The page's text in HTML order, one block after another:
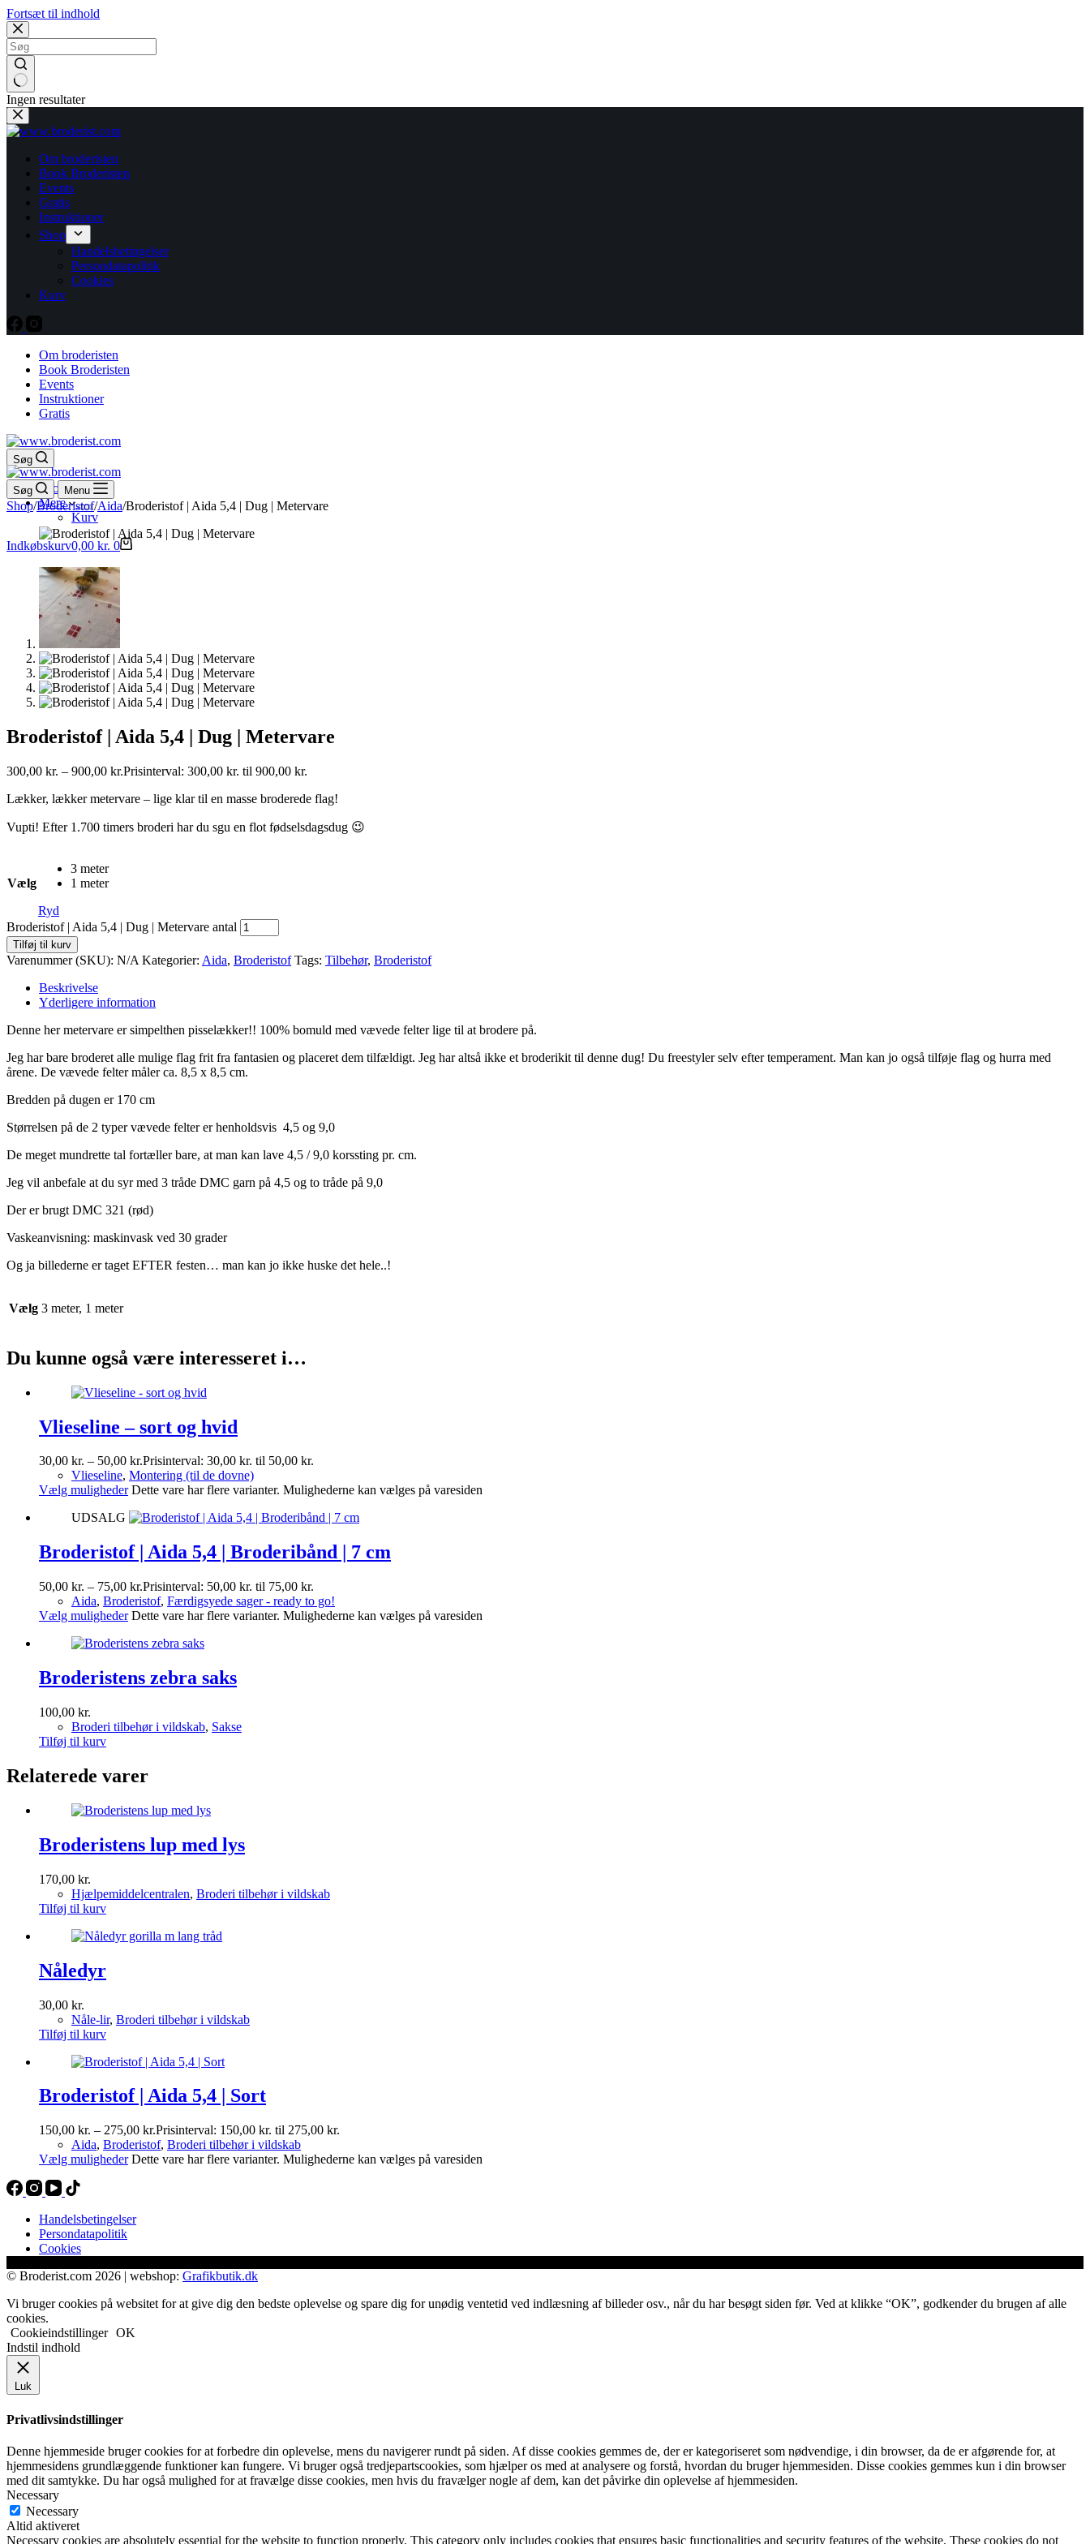
Fortsæt til indhold
Ingen resultater
Om broderisten
Book Broderisten
Events
Gratis
Instruktioner
Shop
Handelsbetingelser
Persondatapolitik
Cookies
Kurv
Om broderisten
Book Broderisten
Events
Instruktioner
Gratis
Søg
Shop
Mere
Kurv
Indkøbskurv0,00 kr. 0
Søg Menu
Shop/Broderistof/Aida/Broderistof | Aida 5,4 | Dug | Metervare
Broderistof | Aida 5,4 | Dug | Metervare
300,00 kr. – 900,00 kr.Prisinterval: 300,00 kr. til 900,00 kr.
Lækker, lækker metervare – lige klar til en masse broderede flag!
Vupti! Efter 1.700 timers broderi har du sgu en flot fødselsdagsdug 😉
Vælg
3 meter
1 meter
Ryd
Broderistof | Aida 5,4 | Dug | Metervare antal
Tilføj til kurv
Varenummer (SKU): N/A Kategorier: Aida, Broderistof Tags: Tilbehør, Broderistof
Beskrivelse
Yderligere information
Denne her metervare er simpelthen pisselækker!! 100% bomuld med vævede felter lige til at brodere på.
Jeg har bare broderet alle mulige flag frit fra fantasien og placeret dem tilfældigt. Jeg har altså ikke et broderikit til denne dug! Du freestyler selv efter temperament. Man kan jo også tilføje flag og hurra med
årene. De vævede felter måler ca. 8,5 x 8,5 cm.
Bredden på dugen er 170 cm
Størrelsen på de 2 typer vævede felter er henholdsvis 4,5 og 9,0
De meget mundrette tal fortæller bare, at man kan lave 4,5 / 9,0 korssting pr. cm.
Jeg vil anbefale at du syr med 3 tråde DMC garn på 4,5 og to tråde på 9,0
Der er brugt DMC 321 (rød)
Vaskeanvisning: maskinvask ved 30 grader
Og ja billederne er taget EFTER festen… man kan jo ikke huske det hele..!
Vælg 3 meter, 1 meter
Du kunne også være interesseret i…
Vlieseline – sort og hvid
30,00 kr. – 50,00 kr.Prisinterval: 30,00 kr. til 50,00 kr.
Vlieseline, Montering (til de dovne)
Vælg muligheder Dette vare har flere varianter. Mulighederne kan vælges på varesiden
UDSALG
Broderistof | Aida 5,4 | Broderibånd | 7 cm
50,00 kr. – 75,00 kr.Prisinterval: 50,00 kr. til 75,00 kr.
Aida, Broderistof, Færdigsyede sager - ready to go!
Vælg muligheder Dette vare har flere varianter. Mulighederne kan vælges på varesiden
Broderistens zebra saks
100,00 kr.
Broderi tilbehør i vildskab, Sakse
Tilføj til kurv
Relaterede varer
Broderistens lup med lys
170,00 kr.
Hjælpemiddelcentralen, Broderi tilbehør i vildskab
Tilføj til kurv
Nåledyr
30,00 kr.
Nåle-lir, Broderi tilbehør i vildskab
Tilføj til kurv
Broderistof | Aida 5,4 | Sort
150,00 kr. – 275,00 kr.Prisinterval: 150,00 kr. til 275,00 kr.
Aida, Broderistof, Broderi tilbehør i vildskab
Vælg muligheder Dette vare har flere varianter. Mulighederne kan vælges på varesiden
Handelsbetingelser
Persondatapolitik
Cookies
© Broderist.com 2026 | webshop: Grafikbutik.dk
Vi bruger cookies på websitet for at give dig den bedste oplevelse og spare dig for unødig ventetid ved indlæsning af billeder osv., når du har besøgt siden før. Ved at klikke “OK”, godkender du brugen af alle
cookies.
Cookieindstillinger OK
Indstil indhold
Luk
Privatlivsindstillinger
Denne hjemmeside bruger cookies for at forbedre din oplevelse, mens du navigerer rundt på siden. Af disse cookies gemmes de, der er kategoriseret som nødvendige, i din browser, da de er afgørende for, at
hjemmesidens grundlæggende funktioner kan fungere. Vi bruger også tredjepartscookies, som hjælper os med at analysere og forstå, hvordan du bruger hjemmesiden. Disse cookies gemmes kun i din browser
med dit samtykke. Du har også mulighed for at fravælge disse cookies, men hvis du fravælger nogle af dem, kan det påvirke din oplevelse af hjemmesiden.
Necessary
Necessary
Altid aktiveret
Necessary cookies are absolutely essential for the website to function properly. This category only includes cookies that ensures basic functionalities and security features of the website. These cookies do not